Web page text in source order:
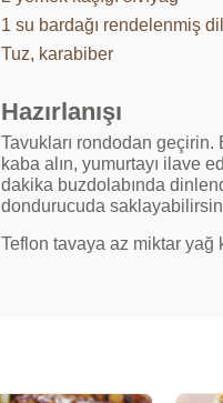
1 su bardağı rendelenmiş
Tuz, karabiber
Hazırlanışı
Tavukları rondodan geçirin.
kaba alın, yumurtayı ilave
dakika buzdolabında
dondurucuda
Teflon tavaya az miktar yağ